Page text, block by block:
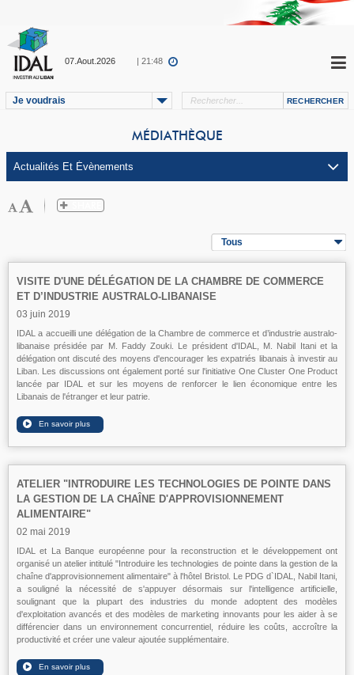
07.Aout.2026 | 21:48
Je voudrais
MÉDIATHÈQUE
Tous
VISITE D'UNE DÉLÉGATION DE LA CHAMBRE DE COMMERCE
ET D’INDUSTRIE AUSTRALO-LIBANAISE
03 juin 2019
IDAL a accueilli une délégation de la Chambre de commerce et d’industrie australo-
libanaise présidée par M. Faddy Zouki. Le président d'IDAL, M. Nabil Itani et la
délégation ont discuté des moyens d'encourager les expatriés libanais à investir au
Liban. Les discussions ont également porté sur l'initiative One Cluster One Product
lancée par IDAL et sur les moyens de renforcer le lien économique entre les
Libanais de l'étranger et leur patrie.
ATELIER "INTRODUIRE LES TECHNOLOGIES DE POINTE DANS
LA GESTION DE LA CHAÎNE D'APPROVISIONNEMENT
ALIMENTAIRE"
02 mai 2019
IDAL et La Banque européenne pour la reconstruction et le développement ont
organisé un atelier intitulé "Introduire les technologies de pointe dans la gestion de la
chaîne d'approvisionnement alimentaire" à l'hôtel Bristol. Le PDG d`IDAL, Nabil Itani,
a souligné la nécessité de s'appuyer désormais sur l'intelligence artificielle,
soulignant que la plupart des industries du monde adoptent des modèles
d'exploitation avancés et des modèles de marketing innovants pour les aider à se
différencier dans un environnement concurrentiel, réduire les coûts, accroître la
productivité et créer une valeur ajoutée supplémentaire.